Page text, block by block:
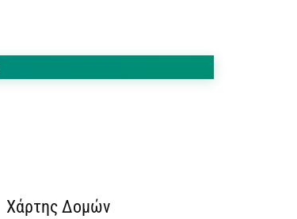
Χάρτης Δομών